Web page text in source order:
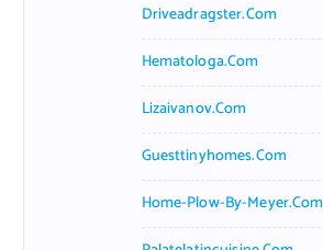
Driveadragster.com
Hematologa.com
Lizaivanov.com
Guesttinyhomes.com
Home-Plow-By-Meyer.com